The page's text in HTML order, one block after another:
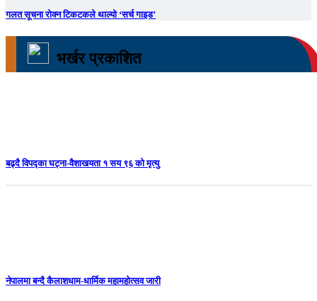
गलत सूचना रोक्न टिकटकले थाल्यो ‘सर्च गाइड’
भर्खर प्रकाशित
बढ्दै विपद्का घट्ना-वैशाखयता १ सय ९६ को मृत्यु
नेपालमा बन्दै कैलाशधाम-धार्मिक महामहोत्सव जारी